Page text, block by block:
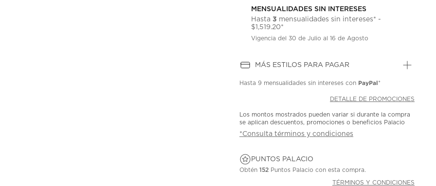
MENSUALIDADES SIN INTERESES
Hasta3 mensualidades sin intereses* -
$1,519.20*
Vigencia del 30 de Julio al 16 de Agosto
MÁS ESTILOS PARA PAGAR
Hasta9 mensualidades sin intereses con PayPal*
DETALLE DE PROMOCIONES
Los montos mostrados pueden variar si durante la compra
se aplican descuentos, promociones o beneficios Palacio
*Consulta términos y condiciones
PUNTOS PALACIO
Obtén152 Puntos Palacio con esta compra.
TÉRMINOS Y CONDICIONES